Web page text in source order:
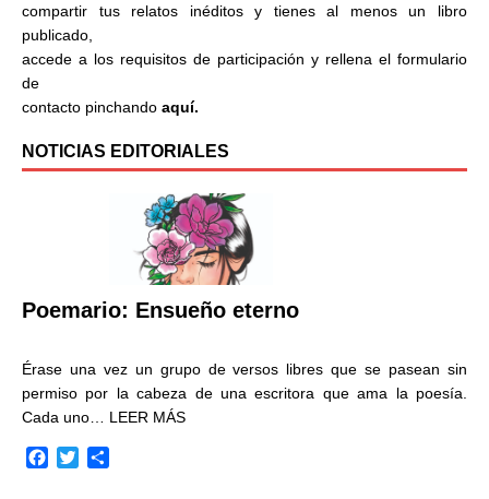
compartir tus relatos inéditos y tienes al menos un libro
publicado,
accede a los requisitos de participación y rellena el formulario
de
contacto pinchando aquí.
NOTICIAS EDITORIALES
Poemario: Ensueño eterno
Érase una vez un grupo de versos libres que se pasean sin
permiso por la cabeza de una escritora que ama la poesía.
Cada uno… LEER MÁS